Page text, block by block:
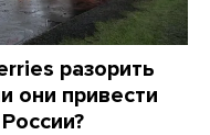
разорить
они привести